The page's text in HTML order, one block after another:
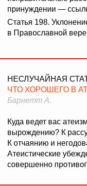
принуждении —
Статья 198.
в Православной
НЕСЛУЧАЙНАЯ
ЧТО ХОРОШЕГО В
Барнетт А.
Куда ведет вас
вырождению? К
К отчаянию и
Атеистические
совершенно